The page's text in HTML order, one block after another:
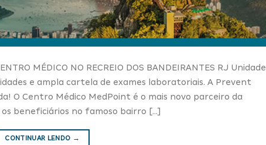
MÉDICO NO RECREIO DOS BANDEIRANTES RJ Unidade
e ampla cartela de exames laboratoriais. A Prevent
O Centro Médico MedPoint é o mais novo parceiro da
beneficiários no famoso bairro […]
CONTINUAR LENDO →